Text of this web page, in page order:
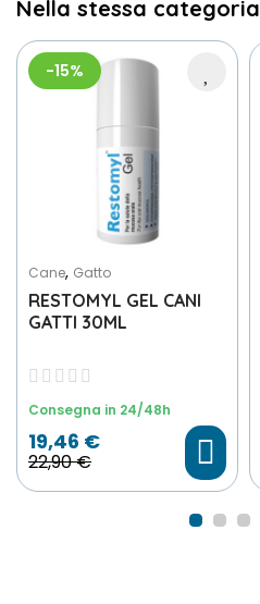
Nella stessa categoria
-15%
Cane, Gatto
RESTOMYL GEL CANI
GATTI 30ML
Consegna in 24/48h
22,90 €
19,46 €